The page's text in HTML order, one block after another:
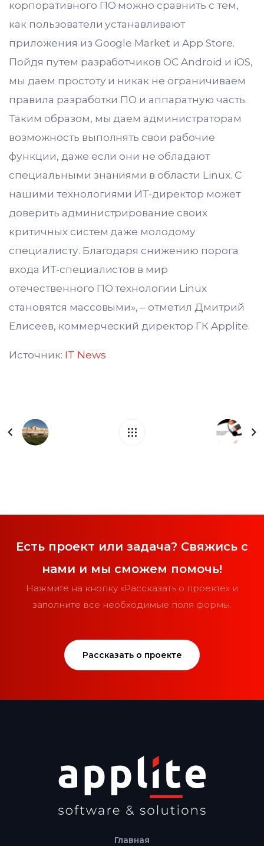
корпоративного ПО можно сравнить с тем,
как пользователи устанавливают
приложения из Google Market и App Store.
Пойдя путем разработчиков ОС Android и iOS,
мы даем простоту и никак не ограничиваем
правила разработки ПО и аппаратную часть.
Таким образом, мы даем администраторам
возможность выполнять свои рабочие
функции, даже если они не обладают
специальными знаниями в области Linux. С
нашими технологиями ИТ-директор может
доверить администрирование своих
критичных систем даже молодому
специалисту. Благодаря снижению порога
входа ИТ-специалистов в мир
отечественного ПО технологии Linux
становятся массовыми», – отметил Дмитрий
Елисеев, коммерческий директор ГК Applite.
Источник: IT News
Есть проект или задача? Свяжись с
нами и мы сможем помочь!
Нажмите на кнопку «Рассказать о проекте» и
заполните все необходимые поля формы.
Рассказать о проекте
Главная